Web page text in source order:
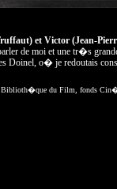
et Victor (Jean-
de moi et une tr�s
Doinel, o� je redoutais
Biblioth�que du Film, fonds